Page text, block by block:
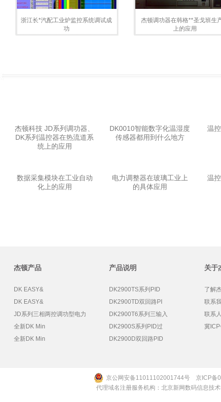
浙江长*汽配工业炉监控系统调试成
功
杰顿调功器在韩格**圣戈班生
上的应用
杰顿科技 JD系列调功器、
DK系列温控器在热流道系
统上的应用
DK0010智能数字化温湿度
传感器都用到什么地方
温
数据采集模块在‌工业自动
化上的应用
电力调整器在‌玻璃工业上
的具体应用
温
杰顿产品
DK EASY&
DK EASY&
JD系列三相两控调功型电力
全新DK Min
全新DK Min
产品说明
DK2900TS系列PID
DK2900TD双回路PI
DK2900T6系列三输入
DK2900S系列PID过
DK2900D双回路PID
关于
了解
联系
联系
冀
京公网安备11011102001744号 京ICP备
代理域名注册服务机构：北京新网数码信息技